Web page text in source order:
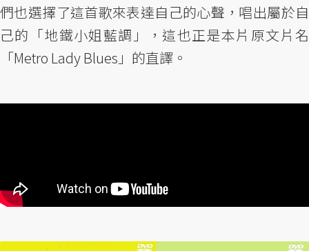
們也選擇了這首歌來表達自己的心聲，唱出屬於自
己的「地鐵小姐藍調」，這也正是本片原文片名
「Metro Lady Blues」的直譯。